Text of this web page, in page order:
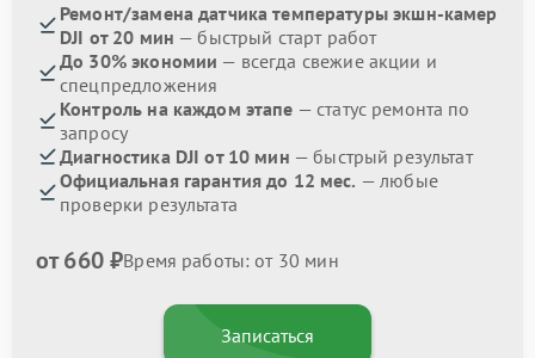
Ремонт/замена датчика температуры экшн-камер
DJI от 20 мин — быстрый старт работ
До 30% экономии — всегда свежие акции и
спецпредложения
Контроль на каждом этапе — статус ремонта по
запросу
Диагностика DJI от 10 мин — быстрый результат
Официальная гарантия до 12 мес. — любые
проверки результата
от 660 ₽Время работы: от 30 мин
Записаться